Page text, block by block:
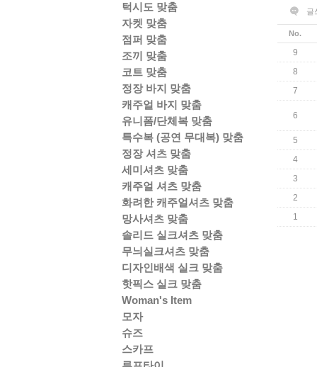
턱시도 맞춤
자켓 맞춤
점퍼 맞춤
조끼 맞춤
코트 맞춤
정장 바지 맞춤
캐주얼 바지 맞춤
유니폼/단체복 맞춤
특수복 (공연 무대복) 맞춤
정장 셔츠 맞춤
세미셔츠 맞춤
캐주얼 셔츠 맞춤
화려한 캐주얼셔츠 맞춤
망사셔츠 맞춤
솔리드 실크셔츠 맞춤
무늬실크셔츠 맞춤
디자인배색 실크 맞춤
핫픽스 실크 맞춤
Woman's Item
모자
슈즈
스카프
글
No.
9
8
7
6
5
4
3
2
1